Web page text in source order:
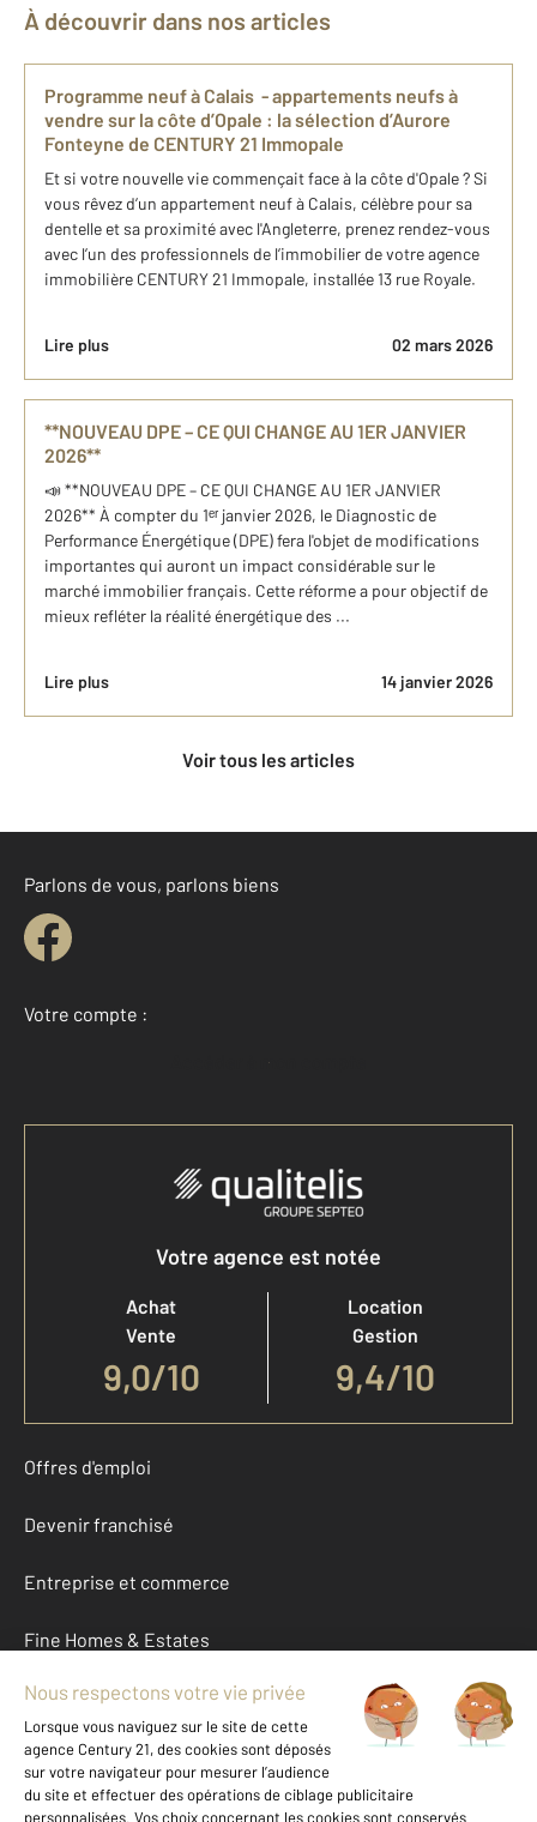
À découvrir dans nos articles
Programme neuf à Calais ​ - appartements neufs à
vendre sur la côte d’Opale : ​la sélection d’Aurore
Fonteyne de CENTURY 21 Immopale
Et si votre nouvelle vie commençait face à la côte d'Opale ? Si
vous rêvez d’un appartement neuf à Calais, célèbre pour sa
dentelle et sa proximité avec l'Angleterre, prenez rendez-vous
avec l’un des professionnels de l’immobilier de votre agence
immobilière CENTURY 21 Immopale, installée 13 rue Royale.
Lire plus 02 mars 2026
**NOUVEAU DPE – CE QUI CHANGE AU 1ER JANVIER
2026**
📣 **NOUVEAU DPE – CE QUI CHANGE AU 1ER JANVIER
2026** À compter du 1ᵉʳ janvier 2026, le Diagnostic de
Performance Énergétique (DPE) fera l'objet de modifications
importantes qui auront un impact considérable sur le
marché immobilier français. Cette réforme a pour objectif de
mieux refléter la réalité énergétique des ...
Lire plus 14 janvier 2026
Voir tous les articles
Parlons de vous, parlons biens
Votre compte :
Accéder à mon compte
Votre agence est notée
Achat
Vente
9,0/10
Location
Gestion
9,4/10
Offres d'emploi
Devenir franchisé
Entreprise et commerce
Fine Homes & Estates
À propos
International
Nous contacter